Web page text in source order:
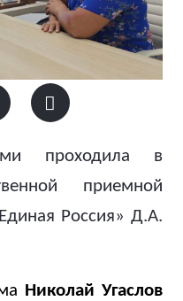
проходила в
приемной
Россия» Д.А.
Николай Угаслов